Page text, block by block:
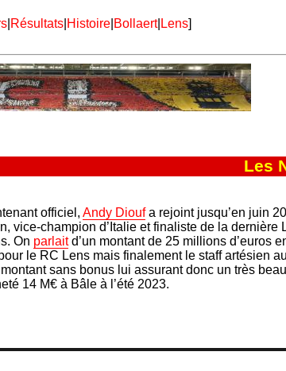
| Résultats| Histoire| Bollaert| Lens]
Les
officiel, Andy Dioufa rejoint jusqu’en juin
vice-champion d’Italie et finaliste de la dernière
On parlaitd’un montant de 25 millions d’euros
le RC Lens mais finalement le staff artésien
sans bonus lui assurant donc un très
14 M€ à Bâle à l’été 2023.